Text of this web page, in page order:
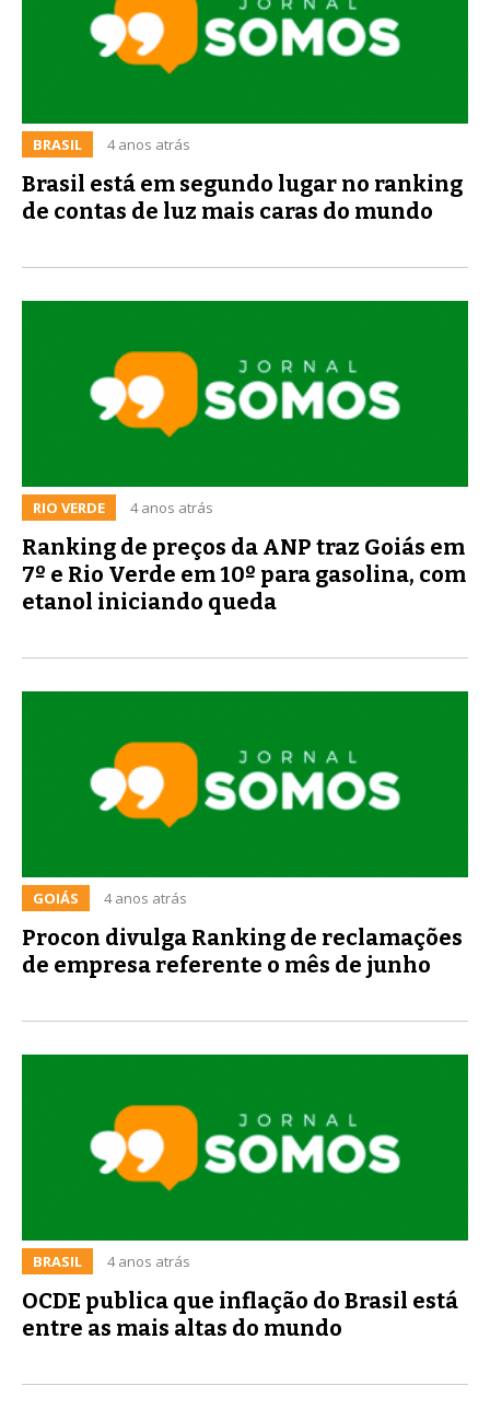
BRASIL 4 anos atrás
Brasil está em segundo lugar no ranking
de contas de luz mais caras do mundo
RIO VERDE 4 anos atrás
Ranking de preços da ANP traz Goiás em
7º e Rio Verde em 10º para gasolina, com
etanol iniciando queda
GOIÁS 4 anos atrás
Procon divulga Ranking de reclamações
de empresa referente o mês de junho
BRASIL 4 anos atrás
OCDE publica que inflação do Brasil está
entre as mais altas do mundo